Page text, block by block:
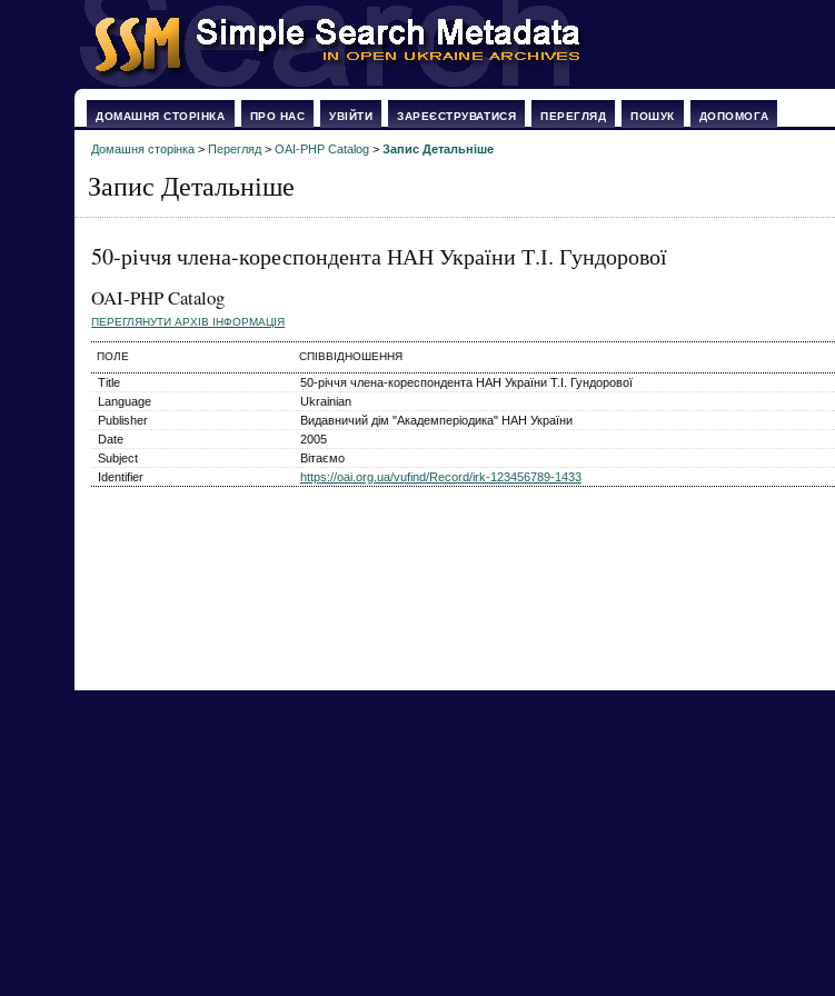
ДОМАШНЯ СТОРІНКА ПРО НАС УВІЙТИ ЗАРЕЄСТРУВАТИСЯ ПЕРЕГЛЯД ПОШУК ДОПОМОГА
Домашня сторінка >Перегляд >OAI-PHP Catalog >Запис Детальніше
Запис Детальніше
50-річчя члена-кореспондента НАН України Т.І. Гундорової
OAI-PHP Catalog
ПЕРЕГЛЯНУТИ АРХІВ ІНФОРМАЦІЯ
ПОЛЕ СПІВВІДНОШЕННЯ
Title
50-річчя члена-кореспондента НАН України Т.І. Гундорової
Language
Ukrainian
Publisher
Видавничий дім "Академперіодика" НАН України
Date
2005
Subject
Вітаємо
Identifier
https://oai.org.ua/vufind/Record/irk-123456789-1433